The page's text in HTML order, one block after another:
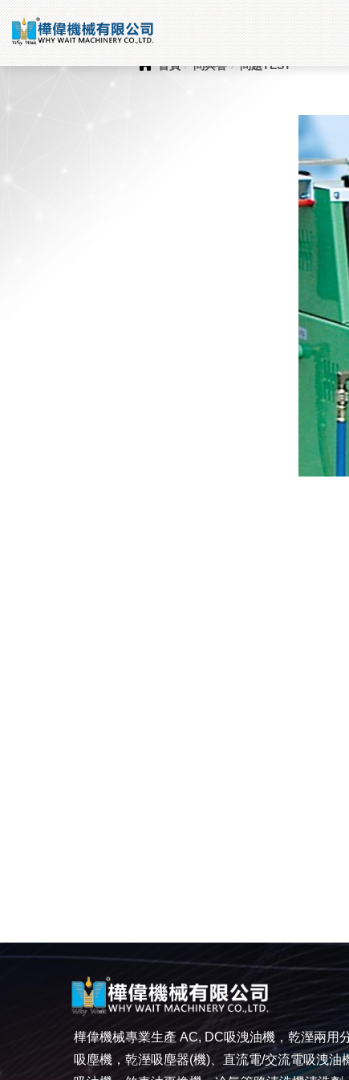
首頁 問與答 問題TEST
樺偉機械專業生產 AC, DC吸洩油機，乾溼兩用
吸塵機，乾溼吸塵器(機)、直流電/交流電吸洩油